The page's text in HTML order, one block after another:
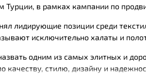
Турции, в рамках кампании по
лидирующие позиции среди
исключительно халаты и
одним из самых элитных и
качеству, стилю, дизайну и